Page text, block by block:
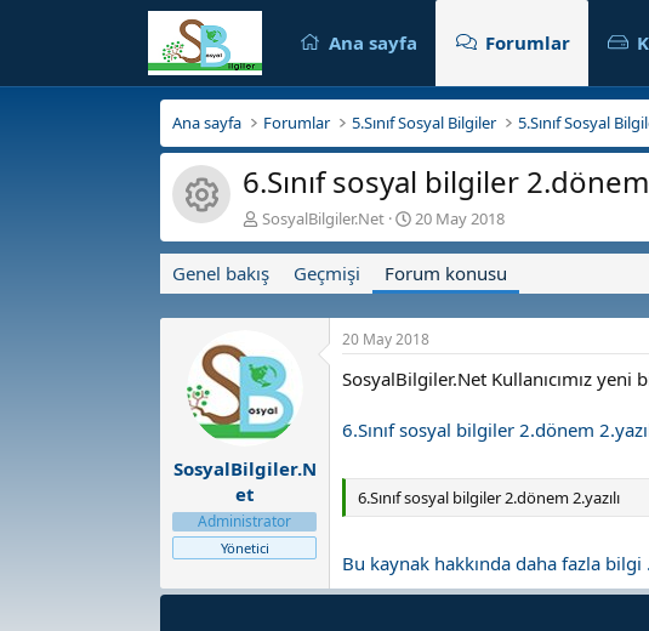
Ana sayfa Forumlar
Ana sayfa Forumlar 5.Sınıf Sosyal Bilgiler 5.Sınıf Sosyal
Kaynak ikonu
6.Sınıf sosyal bilgiler 2.dönem
K
o
b
b
a
ş
l
a
t
n
SosyalBilgiler.Net
B
a
l
g
ı
ç
a
i
h
i
20 May 2018
Genel bakış Geçmişi Forum konusu
SosyalBilgiler.N
et
Administrator
Yönetici
20 May 2018
SosyalBilgiler.Net Kullanıcımız
6.Sınıf sosyal bilgiler 2.dönem
6.Sınıf sosyal bilgiler 2.dönem 2.yazılı
Bu kaynak hakkında daha fazla bilgi